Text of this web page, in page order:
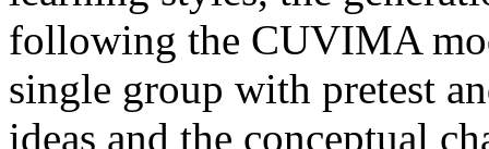
following the CUVIMA
single group with pretest
ideas and the conceptual